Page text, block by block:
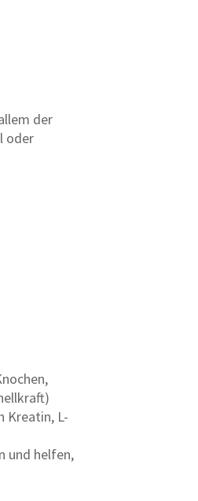
der
oder
Kreatin, L-
und helfen,